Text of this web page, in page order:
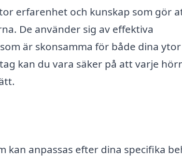
erfarenhet och kunskap som gör
De använder sig av effektiva
är skonsamma för både dina
kan du vara säker på att varje
anpassas efter dina specifika